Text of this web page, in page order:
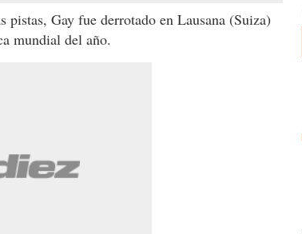
pistas, Gay fue derrotado en Lausana (Suiza)
mundial del año.